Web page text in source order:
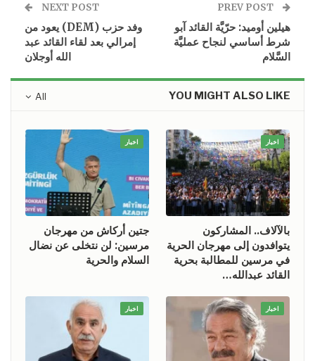
هيلين أوميد: حرّيَّة القائد آبو
شرط أساسي لنجاح عمليَّة
السَّلام
NEXT POST
وفد حزب (DEM) يعود من
إمرالي بعد لقاء القائد عبد
الله أوجلان
All YOU MIGHT ALSO LIKE
اخبار
بالآلاف.. المشاركون
يتوافدون إلى مهرجان الحرية
في مرسين للمطالبة بحرية
القائد عبدالله…
اخبار
جتين أركاش من مهرجان
مرسين: لن نتخلى عن نضال
السلام والحرية
اخبار اخبار